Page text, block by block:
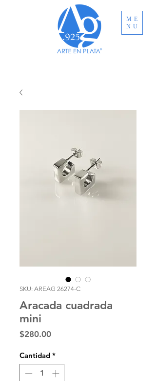
ME
NU
SKU: AREAG 26274-C
Aracada cuadrada
mini
$280.00Precio
Cantidad *